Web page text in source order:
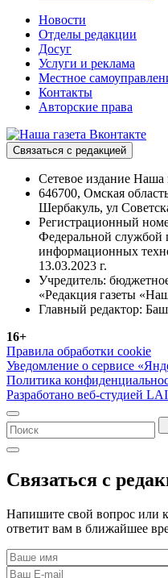
Новости
Отделы редакции
Досуг
Услуги и реклама
Местное
Контакты
Авторские права
Связаться с редакцией
Сетевое издание Наша
646700, Омская
Шербакуль, ул
Регистрационный
Федеральной службой
информационных
13.03.2023 г.
Учредитель:
«Редакция газеты
Главный редактор:
16+
Правила обработки cookie
Уведомление о сервисе
Политика
Разработано веб-студией
Связаться с
Напишите свой вопрос или
ответит вам в ближайшее